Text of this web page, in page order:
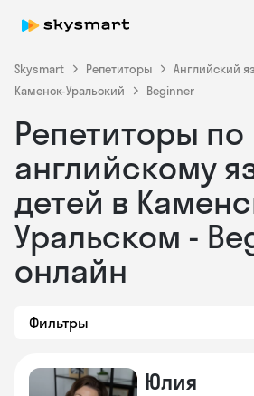
Skysmart Репетиторы
Английский
Каменск-Уральский
Beginner
Репетиторы по
английскому
детей в
Уральском -
онлайн
Фильтры
Юлия
Skysmart Chat